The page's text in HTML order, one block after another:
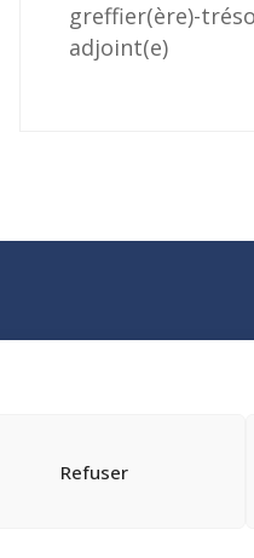
Refuser
greffier(ère)-
adjoint(e)